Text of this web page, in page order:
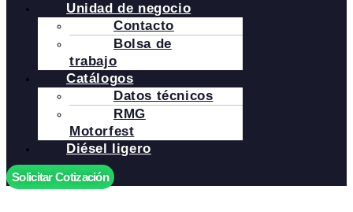
Unidad de negocio
Contacto
Bolsa de
trabajo
Catálogos
Datos técnicos
RMG
Motorfest
Diésel ligero
Solicitar Cotización